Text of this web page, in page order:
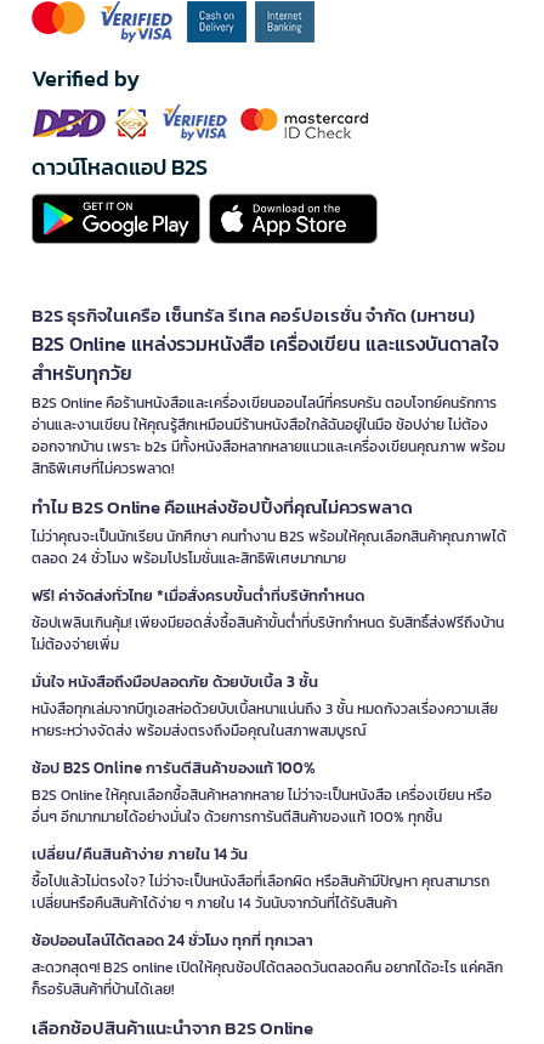
Verified by
ดาวน์โหลดแอป B2S
B2S ธุรกิจในเครือ เซ็นทรัล รีเทล คอร์ปอเรชั่น จำกัด (มหาชน)
B2S Online แหล่งรวมหนังสือ เครื่องเขียน และแรงบันดาลใจ
สำหรับทุกวัย
B2S Online คือร้านหนังสือและเครื่องเขียนออนไลน์ที่ครบครัน ตอบโจทย์คนรักการ
อ่านและงานเขียน ให้คุณรู้สึกเหมือนมีร้านหนังสือใกล้ฉันอยู่ในมือ ช้อปง่าย ไม่ต้อง
ออกจากบ้าน เพราะ b2s มีทั้งหนังสือหลากหลายแนวและเครื่องเขียนคุณภาพ พร้อม
สิทธิพิเศษที่ไม่ควรพลาด!
ทำไม B2S Online คือแหล่งช้อปปิ้งที่คุณไม่ควรพลาด
ไม่ว่าคุณจะเป็นนักเรียน นักศึกษา คนทำงาน B2S พร้อมให้คุณเลือกสินค้าคุณภาพได้
ตลอด 24 ชั่วโมง พร้อมโปรโมชั่นและสิทธิพิเศษมากมาย
ฟรี! ค่าจัดส่งทั่วไทย *เมื่อสั่งครบขั้นต่ำที่บริษัทกำหนด
ช้อปเพลินเกินคุ้ม! เพียงมียอดสั่งซื้อสินค้าขั้นต่ำที่บริษัทกำหนด รับสิทธิ์ส่งฟรีถึงบ้าน
ไม่ต้องจ่ายเพิ่ม
มั่นใจ หนังสือถึงมือปลอดภัย ด้วยบับเบิ้ล 3 ชั้น
หนังสือทุกเล่มจากบีทูเอสห่อด้วยบับเบิ้ลหนาแน่นถึง 3 ชั้น หมดกังวลเรื่องความเสีย
หายระหว่างจัดส่ง พร้อมส่งตรงถึงมือคุณในสภาพสมบูรณ์
ช้อป B2S Online การันตีสินค้าของแท้ 100%
B2S Online ให้คุณเลือกซื้อสินค้าหลากหลาย ไม่ว่าจะเป็นหนังสือ เครื่องเขียน หรือ
อื่นๆ อีกมากมายได้อย่างมั่นใจ ด้วยการการันตีสินค้าของแท้ 100% ทุกชิ้น
เปลี่ยน/คืนสินค้าง่าย ภายใน 14 วัน
ซื้อไปแล้วไม่ตรงใจ? ไม่ว่าจะเป็นหนังสือที่เลือกผิด หรือสินค้ามีปัญหา คุณสามารถ
เปลี่ยนหรือคืนสินค้าได้ง่าย ๆ ภายใน 14 วันนับจากวันที่ได้รับสินค้า
ช้อปออนไลน์ได้ตลอด 24 ชั่วโมง ทุกที่ ทุกเวลา
สะดวกสุดๆ! B2S online เปิดให้คุณช้อปได้ตลอดวันตลอดคืน อยากได้อะไร แค่คลิก
ก็รอรับสินค้าที่บ้านได้เลย!
เลือกช้อปสินค้าแนะนำจาก B2S Online